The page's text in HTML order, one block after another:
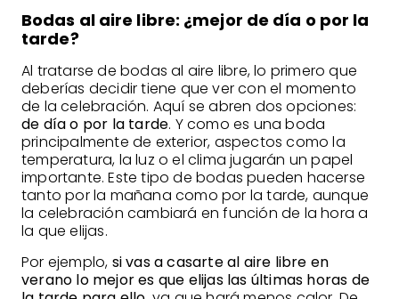
Bodas al aire libre: ¿mejor de día o por la
tarde?
Al tratarse de bodas al aire libre, lo primero que
deberías decidir tiene que ver con el momento
de la celebración. Aquí se abren dos opciones:
de día o por la tarde. Y como es una boda
principalmente de exterior, aspectos como la
temperatura, la luz o el clima jugarán un papel
importante. Este tipo de bodas pueden hacerse
tanto por la mañana como por la tarde, aunque
la celebración cambiará en función de la hora a
la que elijas.
Por ejemplo, si vas a casarte al aire libre en
verano lo mejor es que elijas las últimas horas de